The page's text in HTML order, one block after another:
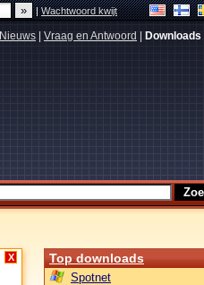
|Wachtwoord kwijt
Nieuws Vraag en Antwoord Downloads
X Top downloads
Spotnet